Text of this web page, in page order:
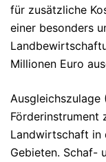
für zusätzliche
einer besonders
Millionen Euro
Ausgleichszulage
Förderinstrument
Landwirtschaft in
Gebieten. Schaf-